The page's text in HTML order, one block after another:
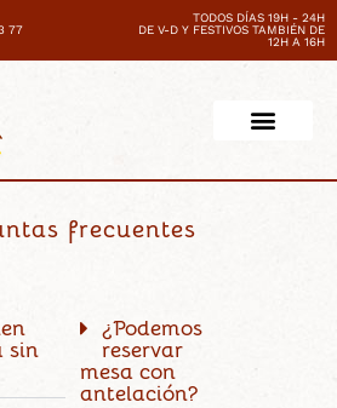
77
TODOS DÍAS 19H - 24H
DE V-D Y FESTIVOS TAMBIÉN DE
12H A 16H
frecuentes
sin
¿Podemos
reservar
mesa con
antelación?